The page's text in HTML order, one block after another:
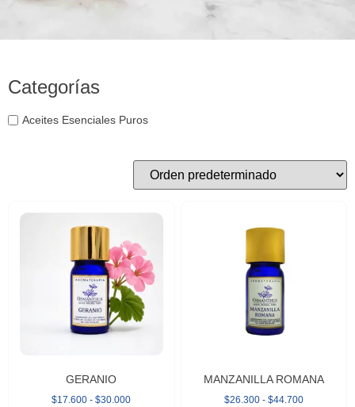
Categorías
Aceites Esenciales Puros
GERANIO
$17.600 - $30.000
MANZANILLA ROMANA
$26.300 - $44.700